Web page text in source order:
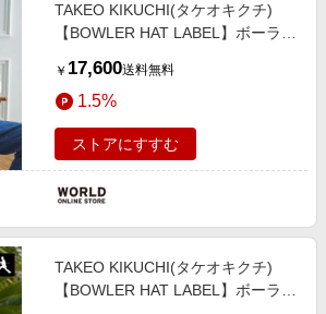
TAKEO KIKUCHI(タケオキクチ)
【BOWLER HAT LABEL】ボーラー
ンシャツ
￥ 17,600送料無料
1.5%
ストアにすすむ
TAKEO KIKUCHI(タケオキクチ)
【BOWLER HAT LABEL】ボーラー